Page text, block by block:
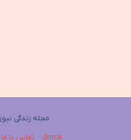
مجله زندگی نیوز 2026
dmca
تماس با ما